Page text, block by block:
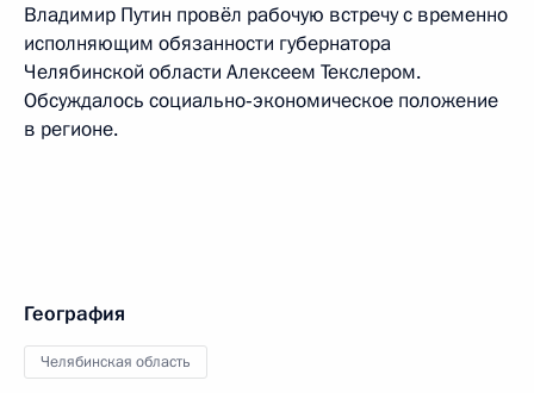
Владимир Путин провёл рабочую встречу с временно
исполняющим обязанности губернатора
Челябинской области Алексеем Текслером.
Обсуждалось социально‑экономическое положение
в регионе.
География
Челябинская область